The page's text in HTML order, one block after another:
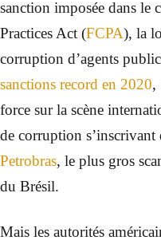
sanction imposée dans le
Practices Act (FCPA), la
corruption d’agents
sanctions record en 2020,
force sur la scène
de corruption s’inscrivant
Petrobras, le plus gros
du Brésil.
Mais les autorités